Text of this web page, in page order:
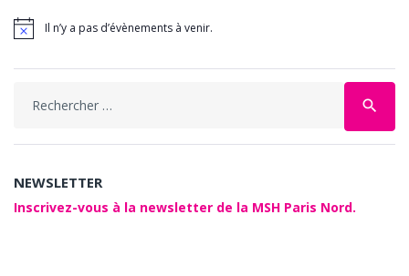
Il n’y a pas d’évènements à venir.
search
NEWSLETTER
Inscrivez-vous à la newsletter de la MSH Paris Nord.